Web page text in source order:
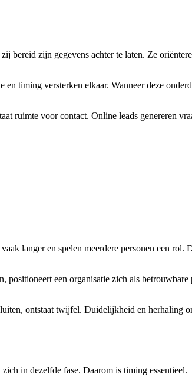
bereid zijn gegevens achter te laten. Ze
timing versterken elkaar. Wanneer deze
ruimte voor contact. Online leads genereren
langer en spelen meerdere personen een rol.
een organisatie zich als
ontstaat twijfel. Duidelijkheid en herhaling
in dezelfde fase. Daarom is timing essentieel.